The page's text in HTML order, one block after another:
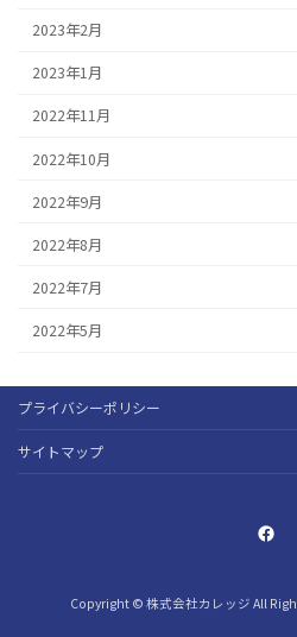
2023年2月
2023年1月
2022年11月
2022年10月
2022年9月
2022年8月
2022年7月
2022年5月
プライバシーポリシー
サイトマップ
Copyright © 株式会社カレッジ All